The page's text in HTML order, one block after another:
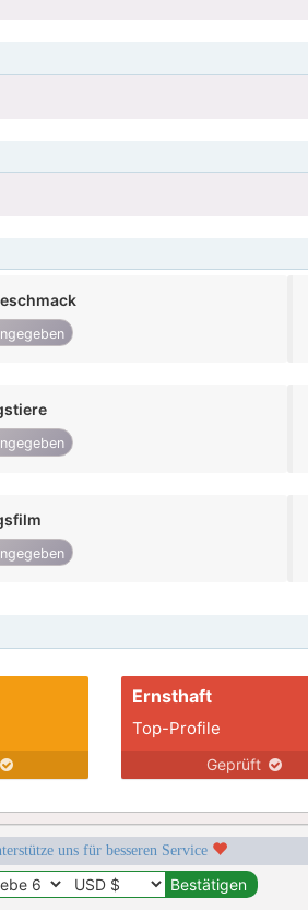
Ernsthaft
Top-Profile
Geprüft
uns für besseren Service